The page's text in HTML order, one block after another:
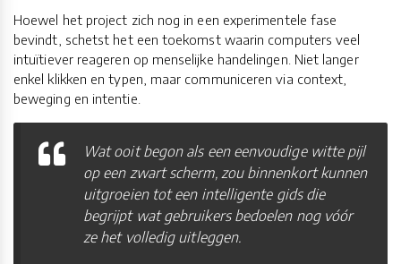
Hoewel het project zich nog in een experimentele fase
bevindt, schetst het een toekomst waarin computers veel
intuïtiever reageren op menselijke handelingen. Niet langer
enkel klikken en typen, maar communiceren via context,
beweging en intentie.
Wat ooit begon als een eenvoudige witte pijl
op een zwart scherm, zou binnenkort kunnen
uitgroeien tot een intelligente gids die
begrijpt wat gebruikers bedoelen nog vóór
ze het volledig uitleggen.